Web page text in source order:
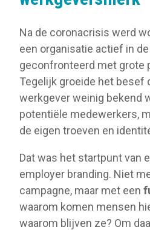
Na de coronacrisis werd
een organisatie actief in de
geconfronteerd met grote
Tegelijk groeide het besef
werkgever weinig bekend
potentiële medewerkers,
de eigen troeven en
Dat was het startpunt van
employer branding. Niet
campagne, maar met een
waarom komen mensen
waarom blijven ze? Om